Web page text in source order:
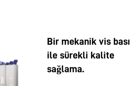
Bir mekanik vis bası
ile sürekli kalite
sağlama.